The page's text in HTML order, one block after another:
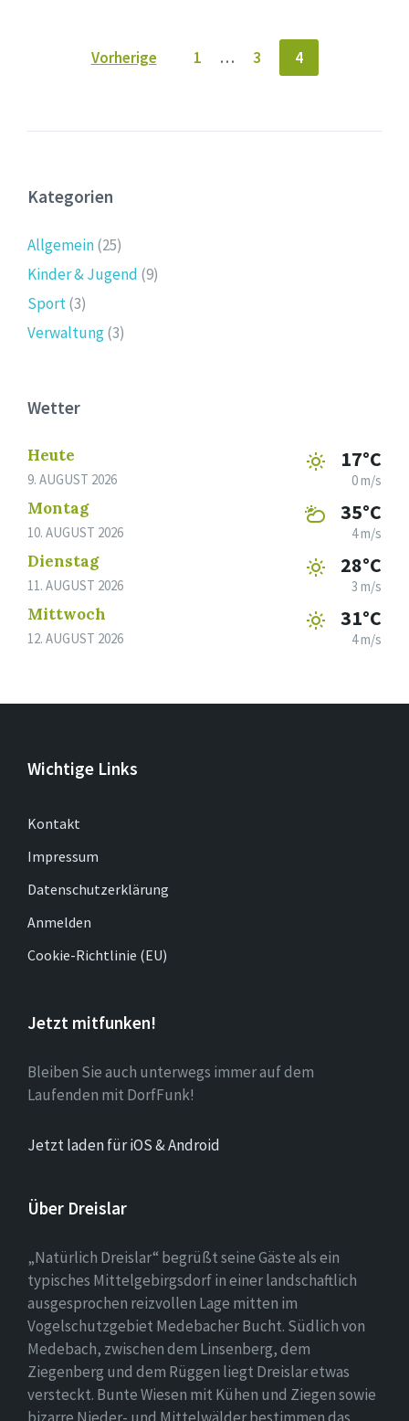
Seitennummerierung
Beiträge
Vorherige 1 … 3 4
Kategorien
Allgemein(25)
Kinder & Jugend (9)
Sport(3)
Verwaltung(3)
Wetter
Heute
9. AUGUST 2026
17°C
0 m/s
Montag
10. AUGUST 2026
35°C
4 m/s
Dienstag
11. AUGUST 2026
28°C
3 m/s
Mittwoch
12. AUGUST 2026
31°C
4 m/s
Wichtige Links
Kontakt
Impressum
Datenschutzerklärung
Anmelden
Cookie-Richtlinie (EU)
Jetzt mitfunken!
Bleiben Sie auch unterwegs immer auf dem
Laufenden mit DorfFunk!
Jetzt laden für iOS & Android
Über Dreislar
„Natürlich Dreislar“ begrüßt seine Gäste als ein
typisches Mittelgebirgsdorf in einer landschaftlich
ausgesprochen reizvollen Lage mitten im
Vogelschutzgebiet Medebacher Bucht. Südlich von
Medebach, zwischen dem Linsenberg, dem
Ziegenberg und dem Rüggen liegt Dreislar etwas
versteckt. Bunte Wiesen mit Kühen und Ziegen sowie